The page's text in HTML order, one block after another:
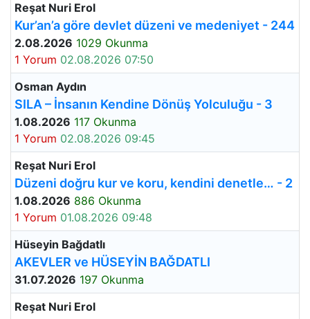
Reşat Nuri Erol
Kur’an’a göre devlet düzeni ve medeniyet - 244
2.08.2026 1029 Okunma
1 Yorum 02.08.2026 07:50
Osman Aydın
SILA – İnsanın Kendine Dönüş Yolculuğu - 3
1.08.2026 117 Okunma
1 Yorum 02.08.2026 09:45
Reşat Nuri Erol
Düzeni doğru kur ve koru, kendini denetle… - 2
1.08.2026 886 Okunma
1 Yorum 01.08.2026 09:48
Hüseyin Bağdatlı
AKEVLER ve HÜSEYİN BAĞDATLI
31.07.2026 197 Okunma
Reşat Nuri Erol